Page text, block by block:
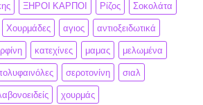
ΞΗΡΟΙ ΚΑΡΠΟΙ Ρίζος
Σοκολάτα
Χουρμάδες αγιος
αντιοξειδωτικά
κατεχίνες μαμας
μελωμένα
σεροτονίνη
σιαλ
χουρμάς